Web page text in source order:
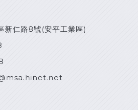
新仁路8號(安平工業區)